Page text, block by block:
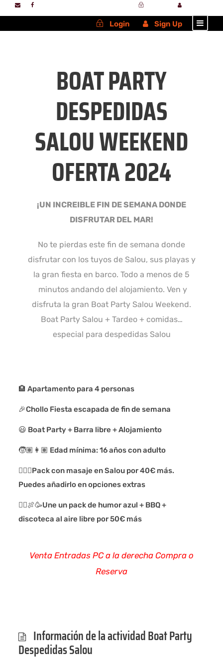
Login Sign Up
BOAT PARTY
DESPEDIDAS
SALOU WEEKEND
OFERTA 2024
¡UN INCREIBLE FIN DE SEMANA DONDE
DISFRUTAR DEL MAR!
No te pierdas este fin de semana donde
disfrutar con los tuyos de Salou, sus playas y
la gran fiesta en barco. Todo a menos de 5
minutos andando del alojamiento. Ven y
disfruta la gran Boat Party Salou Weekend.
Boat Party Salou + Tardeo + comidas…
especial para despedidas Salou
🏨 Apartamento para 4 personas
🎉Chollo Fiesta escapada de fin de semana
😃 Boat Party + Barra libre + Alojamiento
🧒🏽👩🏽 Edad mínima: 16 años con adulto
💆🏽‍♂️Pack con masaje en Salou por 40€ más.
Puedes añadirlo en opciones extras
🏴‍☠️🍖🥳Une un pack de humor azul + BBQ +
discoteca al aire libre por 50€ más
Venta Entradas PC a la derecha Compra o
Reserva
Información de la actividad Boat Party
Despedidas Salou